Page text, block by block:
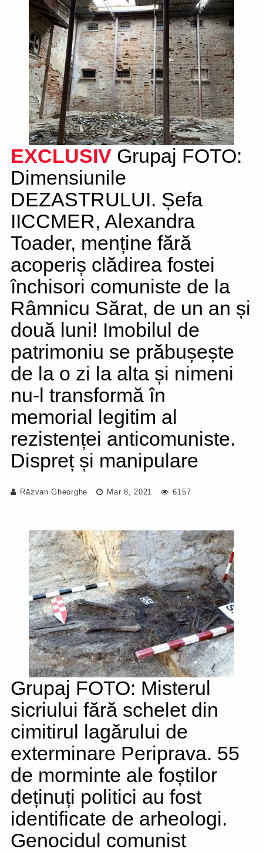
EXCLUSIV Grupaj FOTO:
Dimensiunile
DEZASTRULUI. Șefa
IICCMER, Alexandra
Toader, menține fără
acoperiș clădirea fostei
închisori comuniste de la
Râmnicu Sărat, de un an și
două luni! Imobilul de
patrimoniu se prăbușește
de la o zi la alta și nimeni
nu-l transformă în
memorial legitim al
rezistenței anticomuniste.
Dispreț și manipulare
Răzvan Gheorghe Mar 8, 2021 6157
Grupaj FOTO: Misterul
sicriului fără schelet din
cimitirul lagărului de
exterminare Periprava. 55
de morminte ale foștilor
deținuți politici au fost
identificate de arheologi.
Genocidul comunist